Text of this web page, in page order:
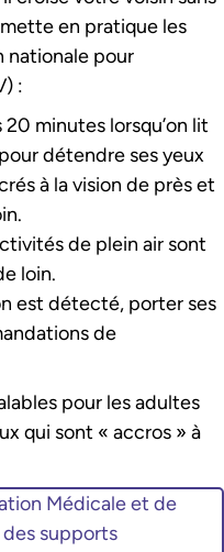
en pratique les
nationale pour
:
minutes lorsqu’on lit
détendre ses yeux
à la vision de près et
de plein air sont
loin.
est détecté, porter ses
de
pour les adultes
qui sont « accros » à
Médicale et de
supports